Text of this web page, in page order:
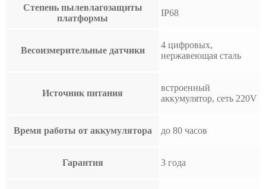
Степень пылевлагозащиты
платформы
IP68
Весоизмерительные датчики
4 цифровых,
нержавеющая сталь
Источник питания
встроенный
аккумулятор, сеть 220V
Время работы от аккумулятора до 80 часов
Гарантия 3 года